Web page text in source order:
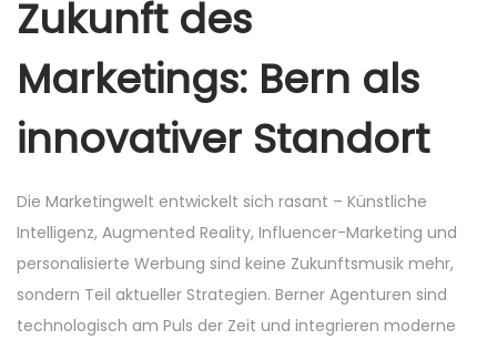
Zukunft des
Marketings: Bern als
innovativer Standort
Die Marketingwelt entwickelt sich rasant – Künstliche
Intelligenz, Augmented Reality, Influencer-Marketing und
personalisierte Werbung sind keine Zukunftsmusik mehr,
sondern Teil aktueller Strategien. Berner Agenturen sind
technologisch am Puls der Zeit und integrieren moderne